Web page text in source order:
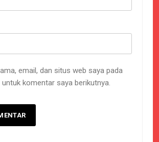
email, dan situs web saya pada
komentar saya berikutnya.